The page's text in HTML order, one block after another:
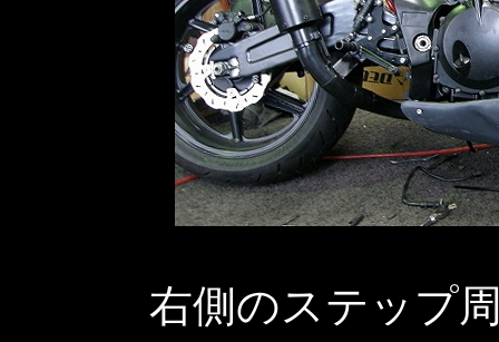
右側のステップ